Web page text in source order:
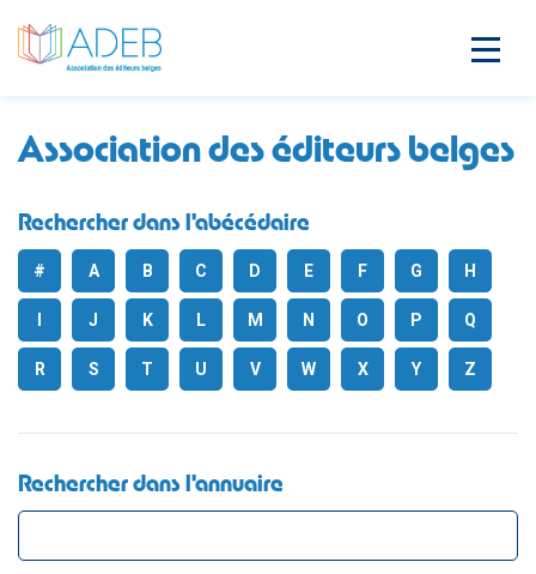
Association des éditeurs belges
Rechercher dans l'abécédaire
# A B C D E F G H
J K L M N O P Q
R S T U V W X Y Z
Rechercher dans l'annuaire